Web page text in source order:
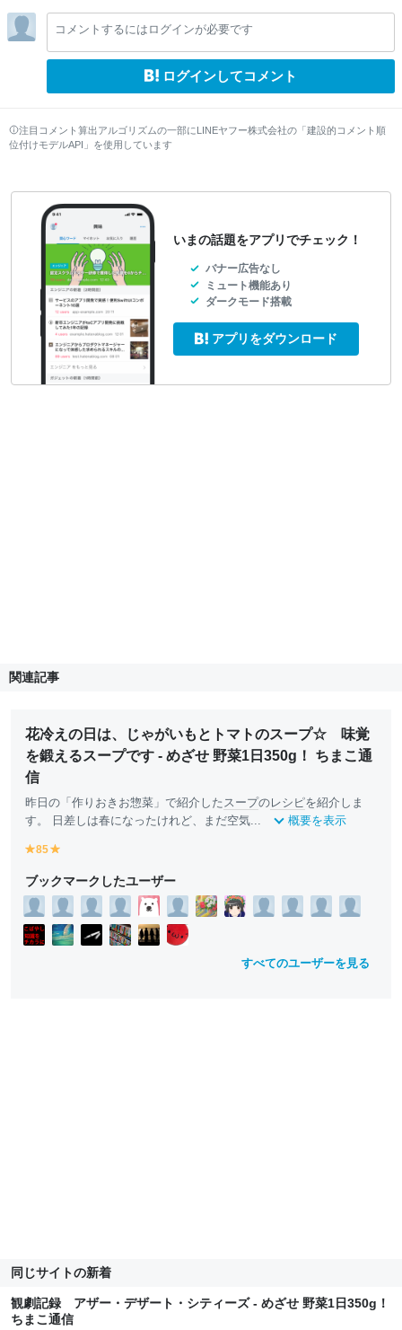
lo
w
lo
w
lo
w
コメントするにはログインが必要です
ログインしてコメント
注目コメント算出アルゴリズムの一部にLINEヤフー株式会社の「建設的コメント順
位付けモデルAPI」を使用しています
いまの話題をアプリでチェック！
バナー広告なし
ミュート機能あり
ダークモード搭載
アプリをダウンロード
関連記事
花冷えの日は、じゃがいもとトマトのスープ☆ 味覚
を鍛えるスープです - めざせ 野菜1日350g！ ちまこ通
信
昨日の「作りおきお惣菜」で紹介したスープのレシピを紹介しま
す。 日差しは春になったけれど、まだ空気...
概要を表示
y
ll
o
w
85
ll
o
w
ブックマークしたユーザー
すべてのユーザーを見る
同じサイトの新着
観劇記録 アザー・デザート・シティーズ - めざせ 野菜1日350g！
ちまこ通信